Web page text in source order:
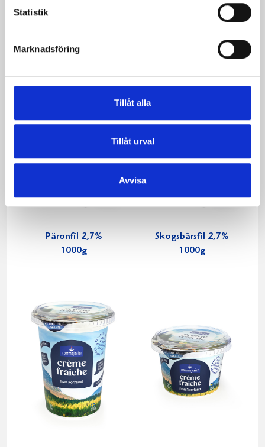
Statistik
Marknadsföring
Tillåt alla
Tillåt urval
Avvisa
Mellanmjölk
Jordgubbsfil 2,7%
Päronfil 2,7%
1000g
Skogsbärsfil 2,7%
1000g